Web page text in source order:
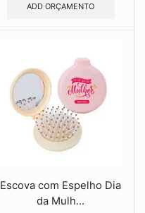
ADD ORÇAMENTO
Escova com Espelho Dia
da Mulh...